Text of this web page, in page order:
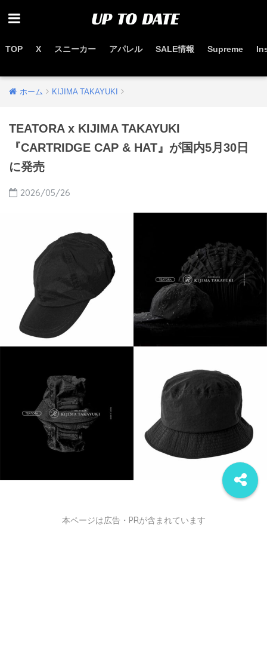
TOP X スニーカー アパレル SALE情報 Supreme
ホーム KIJIMA TAKAYUKI
TEATORA x KIJIMA TAKAYUKI
『CARTRIDGE CAP & HAT』が国内5月30日
に発売
2026/05/26
本ページは広告・PRが含まれています